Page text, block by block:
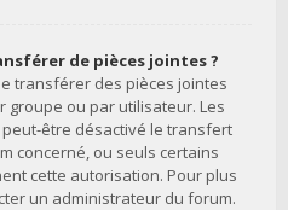
de pièces jointes ?
transférer des pièces jointes
groupe ou par utilisateur. Les
être désactivé le transfert
concerné, ou seuls certains
cette autorisation. Pour plus
un administrateur du forum.